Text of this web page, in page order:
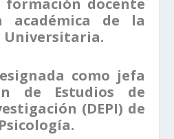
de la
Universitaria.
como jefa
de Estudios de
(DEPI) de